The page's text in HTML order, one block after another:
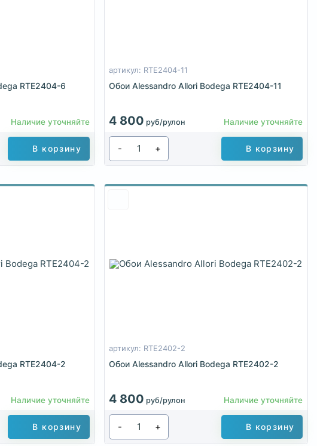
RTE2404-6
Наличие уточняйте
В корзину
артикул: RTE2404-11
Обои Alessandro Allori Bodega RTE2404-11
4 800 руб/рулон Наличие уточняйте
- + В корзину
RTE2404-2
Наличие уточняйте
В корзину
артикул: RTE2402-2
Обои Alessandro Allori Bodega RTE2402-2
4 800 руб/рулон Наличие уточняйте
- + В корзину